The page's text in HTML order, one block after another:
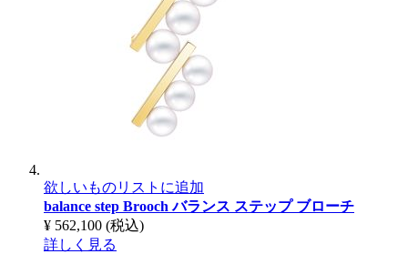
欲しいものリストに追加
balance step Broochバランス ステップ ブローチ
¥ 562,100 (税込)
詳しく見る